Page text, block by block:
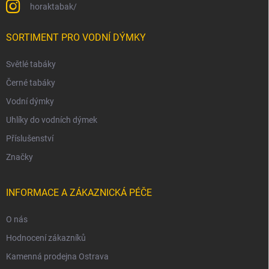
horaktabak/
SORTIMENT PRO VODNÍ DÝMKY
Světlé tabáky
Černé tabáky
Vodní dýmky
Uhlíky do vodních dýmek
Příslušenství
Značky
INFORMACE A ZÁKAZNICKÁ PÉČE
O nás
Hodnocení zákazníků
Kamenná prodejna Ostrava